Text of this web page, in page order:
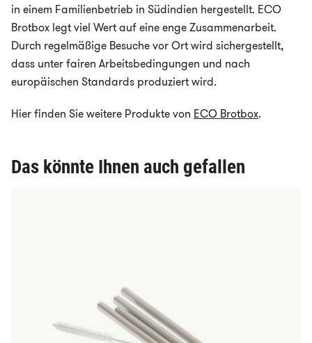
in einem Familienbetrieb in Südindien hergestellt. ECO
Brotbox legt viel Wert auf eine enge Zusammenarbeit.
Durch regelmäßige Besuche vor Ort wird sichergestellt,
dass unter fairen Arbeitsbedingungen und nach
europäischen Standards produziert wird.
Hier finden Sie weitere Produkte von ECO Brotbox.
Das könnte Ihnen auch gefallen